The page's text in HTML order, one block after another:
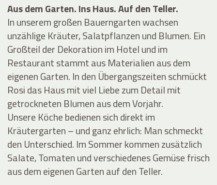
Aus dem Garten. Ins Haus. Auf den Teller.
In unserem großen Bauerngarten wachsen
unzählige Kräuter, Salatpflanzen und Blumen. Ein
Großteil der Dekoration im Hotel und im
Restaurant stammt aus Materialien aus dem
eigenen Garten. In den Übergangszeiten schmückt
Rosi das Haus mit viel Liebe zum Detail mit
getrockneten Blumen aus dem Vorjahr.
Unsere Köche bedienen sich direkt im
Kräutergarten – und ganz ehrlich: Man schmeckt
den Unterschied. Im Sommer kommen zusätzlich
Salate, Tomaten und verschiedenes Gemüse frisch
aus dem eigenen Garten auf den Teller.